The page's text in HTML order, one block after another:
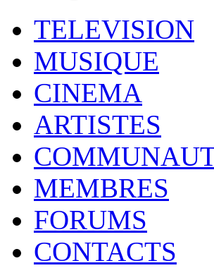
TELEVISION
MUSIQUE
CINEMA
ARTISTES
MEMBRES
FORUMS
CONTACTS